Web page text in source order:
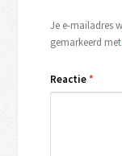
Je e-mailadres
gemarkeerd
Reactie*